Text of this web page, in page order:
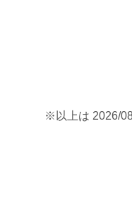
※以上は 2026/